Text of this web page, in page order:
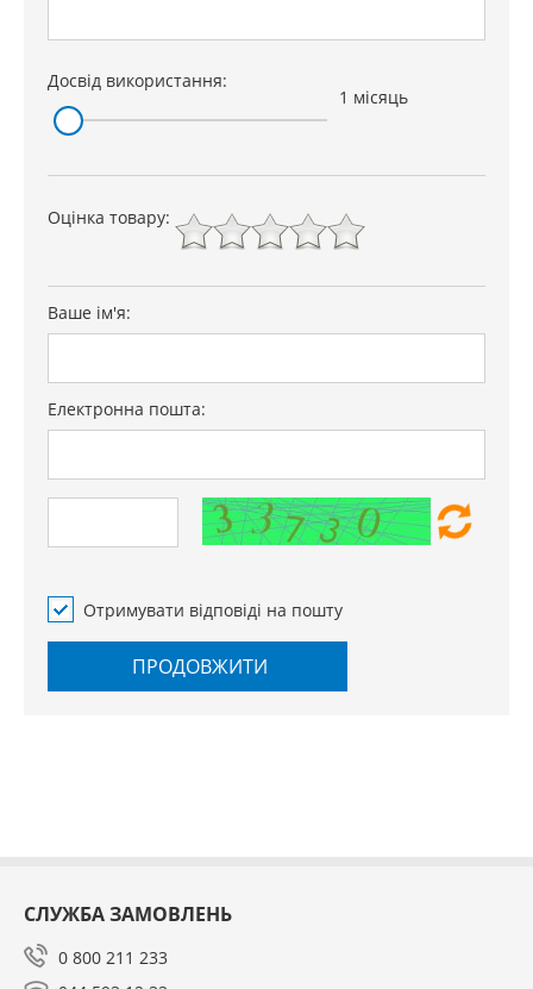
Досвід використання:
1 місяць
Оцінка товару:
Ваше ім'я:
Електронна пошта:
Отримувати відповіді на пошту
ПРОДОВЖИТИ
СЛУЖБА ЗАМОВЛЕНЬ
0 800 211 233